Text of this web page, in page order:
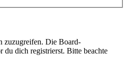
zuzugreifen. Die Board-
du dich registrierst. Bitte beachte